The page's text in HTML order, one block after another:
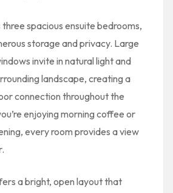
spacious ensuite bedrooms,
storage and privacy. Large
invite in natural light and
landscape, creating a
connection throughout the
enjoying morning coffee or
every room provides a view
a bright, open layout that